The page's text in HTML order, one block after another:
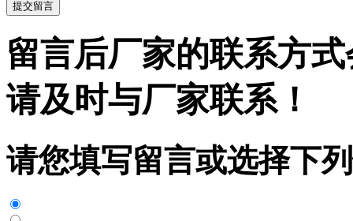
提交留言
留言后厂家的联系方
请及时与厂家联系！
请您填写留言或选择下